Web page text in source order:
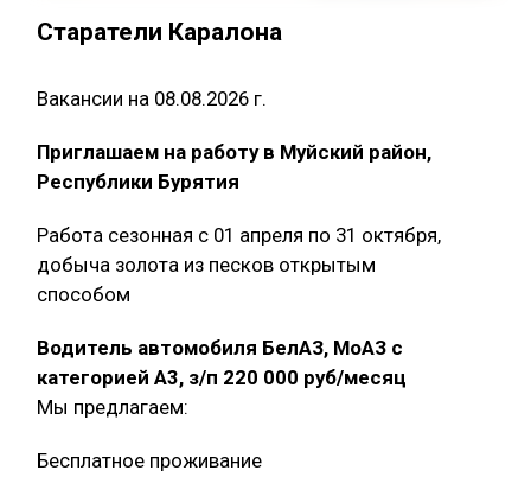
Старатели Каралона
Вакансии на 08.08.2026 г.
Приглашаем на работу в Муйский район,
Республики Бурятия
Работа сезонная с 01 апреля по 31 октября,
добыча золота из песков открытым
способом
Водитель автомобиля БелАЗ, МоАЗ с
категорией А3, з/п 220 000 руб/месяц
Мы предлагаем:
Бесплатное проживание